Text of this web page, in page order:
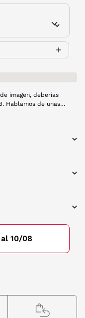
imagen, deberías
Hablamos de unas
a la par que
10/08